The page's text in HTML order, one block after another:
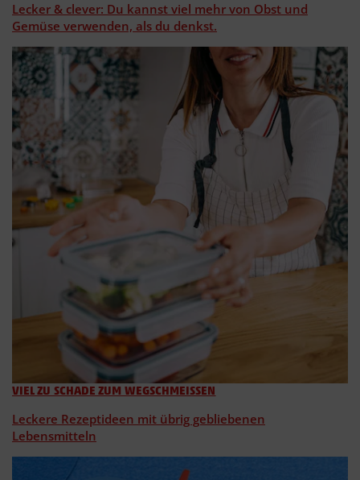
Lecker & clever: Du kannst viel mehr von Obst und
Gemüse verwenden, als du denkst.
VIEL ZU SCHADE ZUM WEGSCHMEISSEN
Leckere Rezeptideen mit übrig gebliebenen
Lebensmitteln